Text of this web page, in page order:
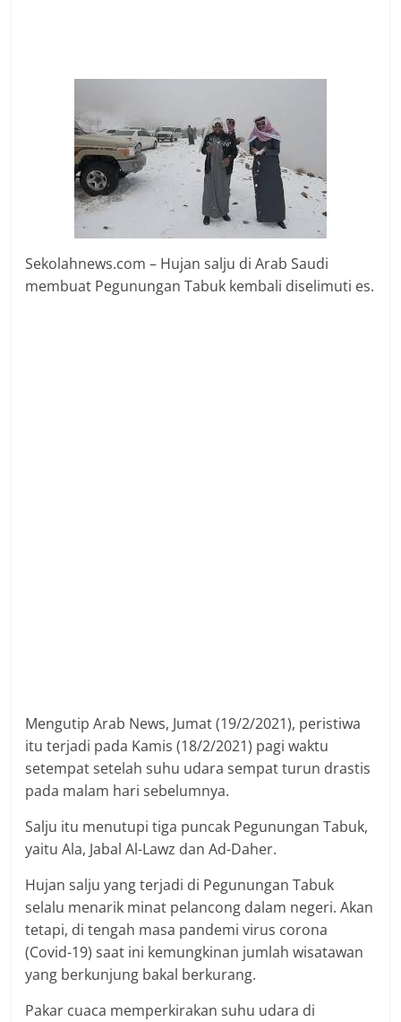
Sekolahnews.com – Hujan salju di Arab Saudi
membuat Pegunungan Tabuk kembali diselimuti es.
Mengutip Arab News, Jumat (19/2/2021), peristiwa
itu terjadi pada Kamis (18/2/2021) pagi waktu
setempat setelah suhu udara sempat turun drastis
pada malam hari sebelumnya.
Salju itu menutupi tiga puncak Pegunungan Tabuk,
yaitu Ala, Jabal Al-Lawz dan Ad-Daher.
Hujan salju yang terjadi di Pegunungan Tabuk
selalu menarik minat pelancong dalam negeri. Akan
tetapi, di tengah masa pandemi virus corona
(Covid-19) saat ini kemungkinan jumlah wisatawan
yang berkunjung bakal berkurang.
Pakar cuaca memperkirakan suhu udara di